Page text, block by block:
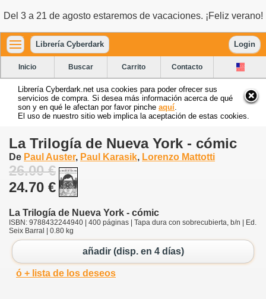
Del 3 a 21 de agosto estaremos de vacaciones. ¡Feliz verano!
Librería Cyberdark Login
Inicio Buscar Carrito Contacto
Librería Cyberdark.net usa cookies para poder ofrecer sus
servicios de compra. Si desea más información acerca de qué
son y en qué le afectan por favor pinche aquí
El uso de nuestro sitio web implica la aceptación de estas cookies.
La Trilogía de Nueva York - cómic
De Paul Auster, Paul Karasik, Lorenzo Mattotti
26.00 €
24.70 €
La Trilogía de Nueva York - cómic
ISBN: 9788432244940 | 400 páginas | Tapa dura con sobrecubierta, b/n | Ed.
Seix Barral | 0.80 kg
añadir (disp. en 4 días)
ó + lista de los deseos